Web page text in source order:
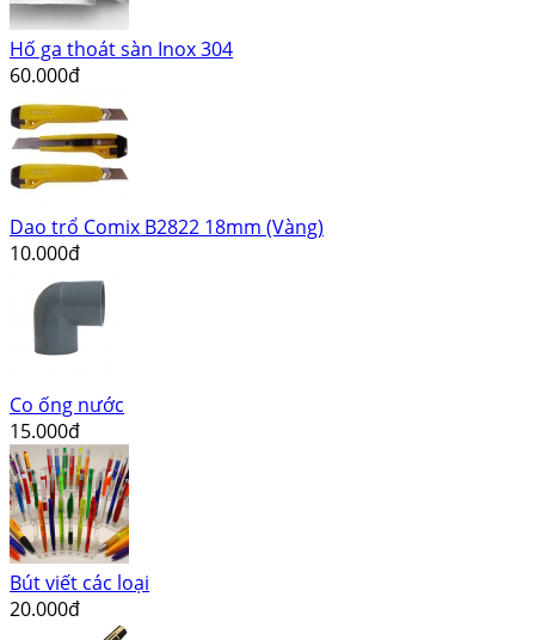
Hố ga thoát sàn Inox 304
60.000đ
Dao trổ Comix B2822 18mm (Vàng)
10.000đ
Co ống nước
15.000đ
Bút viết các loại
20.000đ